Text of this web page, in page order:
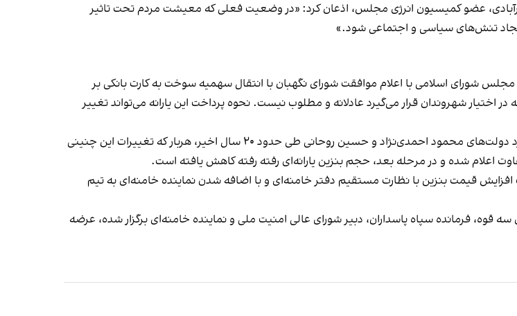
عضو کمیسیون انرژی مجلس، اذعان کرد: «در وضعیت فعلی که معیشت مردم تحت تاثیر
تنش‌های سیاسی و اجتماعی شود.»
هیپت رییسه مجلس شورای اسلامی با اعلام موافقت شورای نگهبان با انتقال سهمیه سوخت به کارت بانکی بر
اختصاص یارانه بنزین که در اختیار شهروندان قرار می‌گیرد عادلانه و مطلوب نیست. نحوه پرداخت این یارانه می‌تواند تغییر
کارشناسان این طرح را مقدمه افزایش قیمت بنزین می‌دانند. با نگاهی به عملکرد دولت‌های محمود احمدی‌نژاد و حسین روحانی طی حدود ۲۰ سال اخیر، هربار که تغییرات این چنینی
اعلام شده و در مرحله بعد، حجم بنزین یارانه‌ای رفته رفته کاهش یافته است.
قیمت بنزین با نظارت مستقیم دفتر خامنه‌ای و با اضافه شدن نماینده خامنه‌ای به تیم
قوه، فرمانده سپاه پاسداران، دبیر شورای عالی امنیت ملی و نماینده خامنه‌ای برگزار شده، عرضه